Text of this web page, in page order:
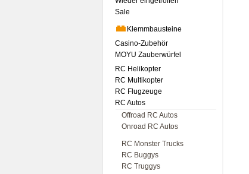
Sale
Klemmbausteine
Casino-Zubehör
MOYU Zauberwürfel
RC Helikopter
RC Multikopter
RC Flugzeuge
RC Autos
Offroad RC Autos
Onroad RC Autos
RC Monster Trucks
RC Buggys
RC Truggys